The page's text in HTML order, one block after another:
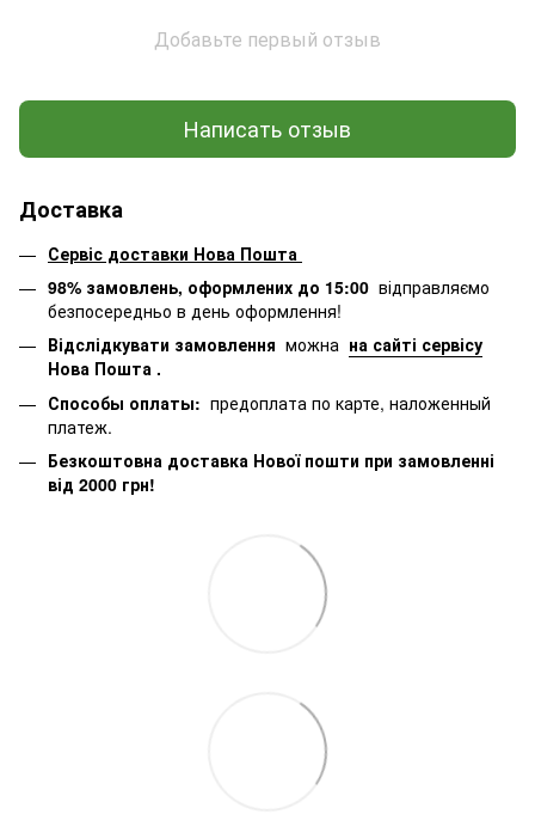
Добавьте первый отзыв
Написать отзыв
Доставка
Сервіс доставки Нова Пошта
98% замовлень, оформлених до 15:00 відправляємо
безпосередньо в день оформлення!
Відслідкувати замовлення можна на сайті сервісу
Нова Пошта .
Способы оплаты: предоплата по карте, наложенный
платеж.
Безкоштовна доставка Нової пошти при замовленні
від 2000 грн!